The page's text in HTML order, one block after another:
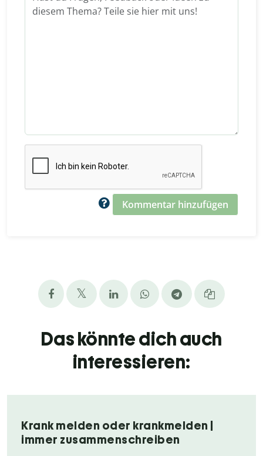
Kommentar hinzufügen
Das könnte dich auch
interessieren:
Krank melden oder krankmelden |
immer zusammenschreiben